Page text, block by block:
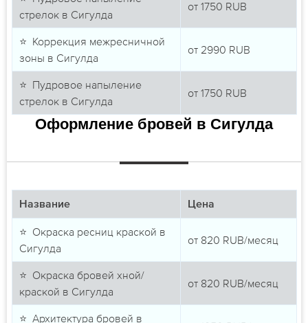
стрелок в Сигулда
от 1750 RUB
⭐ Коррекция межресничной
зоны в Сигулда
от 2990 RUB
⭐ Пудровое напыление
стрелок в Сигулда
от 1750 RUB
Оформление бровей в Сигулда
Название Цена
⭐ Окраска ресниц краской в
Сигулда
от 820 RUB/месяц
⭐ Окраска бровей хной/
краской в Сигулда
от 820 RUB/месяц
⭐ Архитектура бровей в